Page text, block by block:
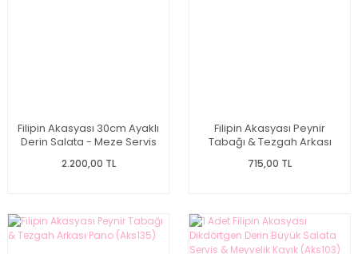
Filipin Akasyası 30cm Ayaklı
Derin Salata - Meze Servis
2.200,00 TL
Filipin Akasyası Peynir
Tabağı & Tezgah Arkası
715,00 TL